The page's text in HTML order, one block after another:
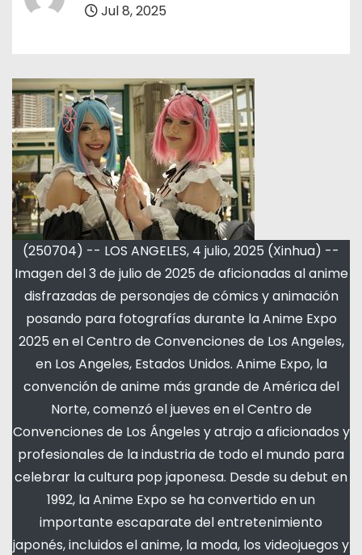
Jul 8, 2025
(250704) -- LOS ANGELES, 4 julio, 2025 (Xinhua) --
Imagen del 3 de julio de 2025 de aficionadas al anime
disfrazadas de personajes de cómics y animación
posando para fotografías durante la Anime Expo
2025 en el Centro de Convenciones de Los Angeles,
en Los Angeles, Estados Unidos. Anime Expo, la
convención de anime más grande de América del
Norte, comenzó el jueves en el Centro de
Convenciones de Los Ángeles y atrajo a aficionados y
profesionales de la industria de todo el mundo para
celebrar la cultura pop japonesa. Desde su debut en
1992, la Anime Expo se ha convertido en un
importante escaparate del entretenimiento
japonés, incluidos el anime, la moda, los videojuegos y